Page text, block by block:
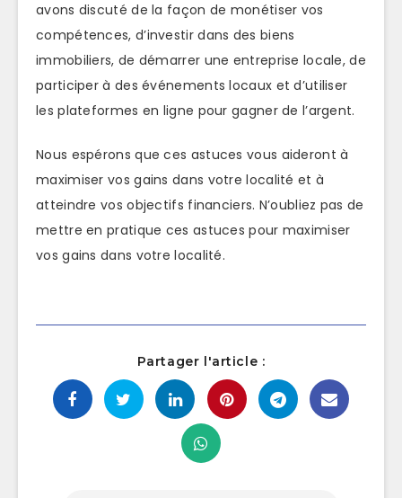
avons discuté de la façon de monétiser vos
compétences, d’investir dans des biens
immobiliers, de démarrer une entreprise locale, de
participer à des événements locaux et d’utiliser
les plateformes en ligne pour gagner de l’argent.
Nous espérons que ces astuces vous aideront à
maximiser vos gains dans votre localité et à
atteindre vos objectifs financiers. N’oubliez pas de
mettre en pratique ces astuces pour maximiser
vos gains dans votre localité.
Partager l'article :